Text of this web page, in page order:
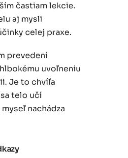
častiam lekcie.
aj mysli
celej praxe.
prevedení
uvoľneniu
Je to chvíľa
telo učí
nachádza